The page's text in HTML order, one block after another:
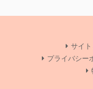
サイ
プライバシー